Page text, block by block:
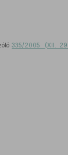
335/2005. (XII.